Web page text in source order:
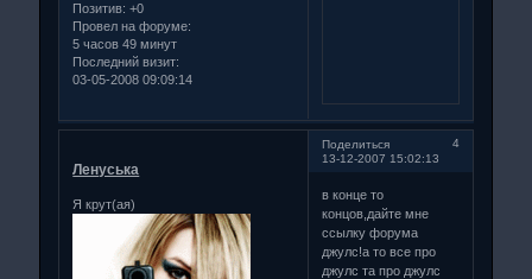
Позитив: +0
Провел на форуме:
5 часов 49 минут
Последний визит:
03-05-2008 09:09:14
Поделиться
4
13-12-2007 15:02:13
Ленуська
Я крут(ая)
в конце то
концов,дайте мне
ссылку форума
джулс!а то все про
джулс та про джулс